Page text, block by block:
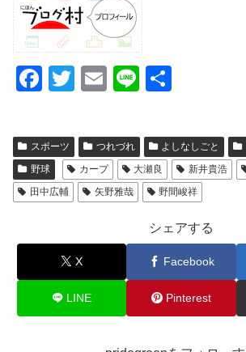
F
c
e
b
o
T
tt
er
E
ail
Li
e
スポーツ つれづれ よしなしごと
野球
カープ 大瀬良 新井貴浩
田中広輔
矢野雅哉 野間峻祥
シェアする
X Facebook
LINE Pinterest